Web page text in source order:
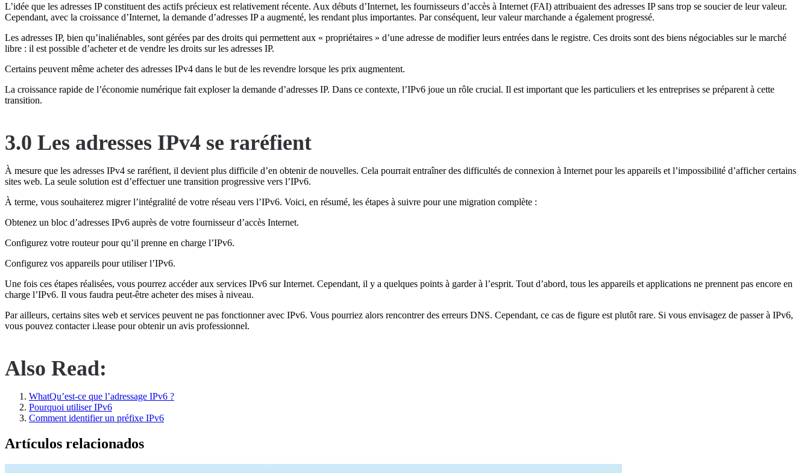
L’idée que les adresses IP constituent des actifs précieux est relativement récente. Aux débuts d’Internet, les fournisseurs d’accès à Internet (FAI) attribuaient des adresses IP sans trop se soucier de leur valeur.
Cependant, avec la croissance d’Internet, la demande d’adresses IP a augmenté, les rendant plus importantes. Par conséquent, leur valeur marchande a également progressé.
Les adresses IP, bien qu’inaliénables, sont gérées par des droits qui permettent aux « propriétaires » d’une adresse de modifier leurs entrées dans le registre. Ces droits sont des biens négociables sur le marché
libre : il est possible d’acheter et de vendre les droits sur les adresses IP.
Certains peuvent même acheter des adresses IPv4 dans le but de les revendre lorsque les prix augmentent.
La croissance rapide de l’économie numérique fait exploser la demande d’adresses IP. Dans ce contexte, l’IPv6 joue un rôle crucial. Il est important que les particuliers et les entreprises se préparent à cette
transition.
3.0 Les adresses IPv4 se raréfient
À mesure que les adresses IPv4 se raréfient, il devient plus difficile d’en obtenir de nouvelles. Cela pourrait entraîner des difficultés de connexion à Internet pour les appareils et l’impossibilité d’afficher certains
sites web. La seule solution est d’effectuer une transition progressive vers l’IPv6.
À terme, vous souhaiterez migrer l’intégralité de votre réseau vers l’IPv6. Voici, en résumé, les étapes à suivre pour une migration complète :
Obtenez un bloc d’adresses IPv6 auprès de votre fournisseur d’accès Internet.
Configurez votre routeur pour qu’il prenne en charge l’IPv6.
Configurez vos appareils pour utiliser l’IPv6.
Une fois ces étapes réalisées, vous pourrez accéder aux services IPv6 sur Internet. Cependant, il y a quelques points à garder à l’esprit. Tout d’abord, tous les appareils et applications ne prennent pas encore en
charge l’IPv6. Il vous faudra peut-être acheter des mises à niveau.
Par ailleurs, certains sites web et services peuvent ne pas fonctionner avec IPv6. Vous pourriez alors rencontrer des erreurs DNS. Cependant, ce cas de figure est plutôt rare. Si vous envisagez de passer à IPv6,
vous pouvez contacter i.lease pour obtenir un avis professionnel.
Also Read:
WhatQu’est-ce que l’adressage IPv6 ?
Pourquoi utiliser IPv6
Comment identifier un préfixe IPv6
Artículos relacionados